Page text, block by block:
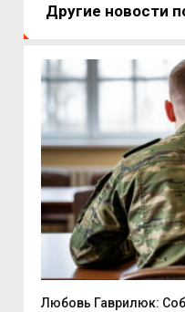
Другие новости
Любовь Гаврилюк: